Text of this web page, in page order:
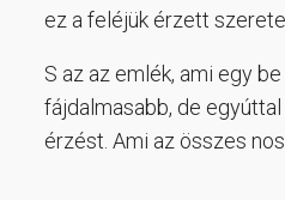
ez a feléjük érzett
S az az emlék, ami egy
fájdalmasabb, de
érzést. Ami az összes